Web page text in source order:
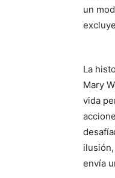
un
La
Mary
vida
envía